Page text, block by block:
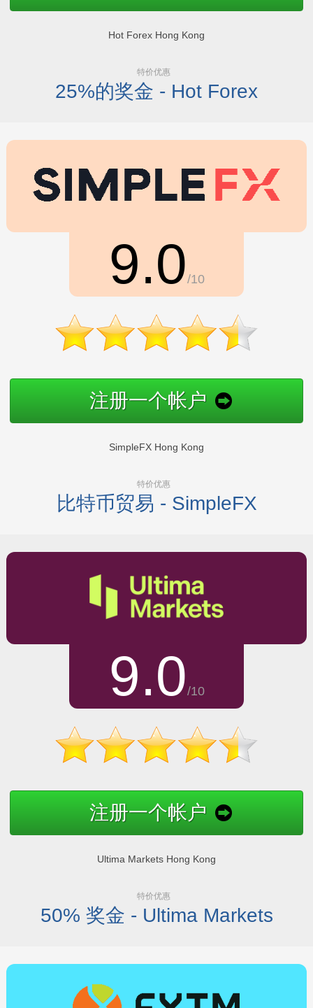
Hot Forex Hong Kong
特价优惠
25%的奖金 - Hot Forex
9.0/10
注册一个帐户
SimpleFX Hong Kong
特价优惠
比特币贸易 - SimpleFX
9.0/10
注册一个帐户
Ultima Markets Hong Kong
特价优惠
50% 奖金 - Ultima Markets